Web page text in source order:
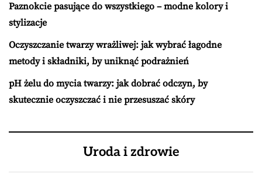
Paznokcie pasujące do wszystkiego – modne kolory i
stylizacje
Oczyszczanie twarzy wrażliwej: jak wybrać łagodne
metody i składniki, by uniknąć podrażnień
pH żelu do mycia twarzy: jak dobrać odczyn, by
skutecznie oczyszczać i nie przesuszać skóry
Uroda i zdrowie